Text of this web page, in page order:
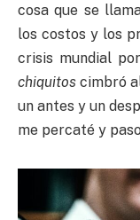
cosa que se
los costos y los
crisis mundial
chiquitos cimbró
un antes y un
me percaté y